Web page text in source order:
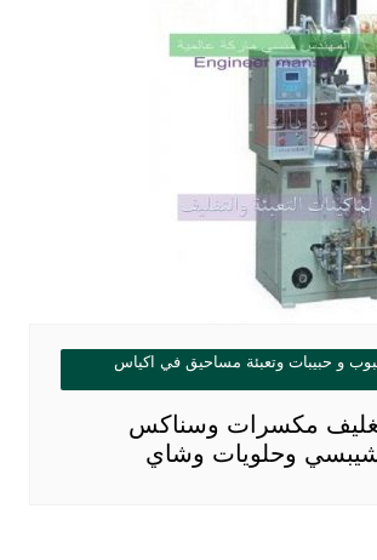
و حبيبات وتعبئة مساحيق في اكياس
وتغليف مكسرات وسناكس
وحلويات وشاي